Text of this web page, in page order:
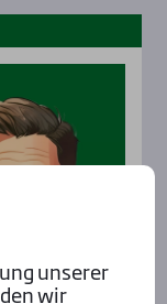
unserer
wir